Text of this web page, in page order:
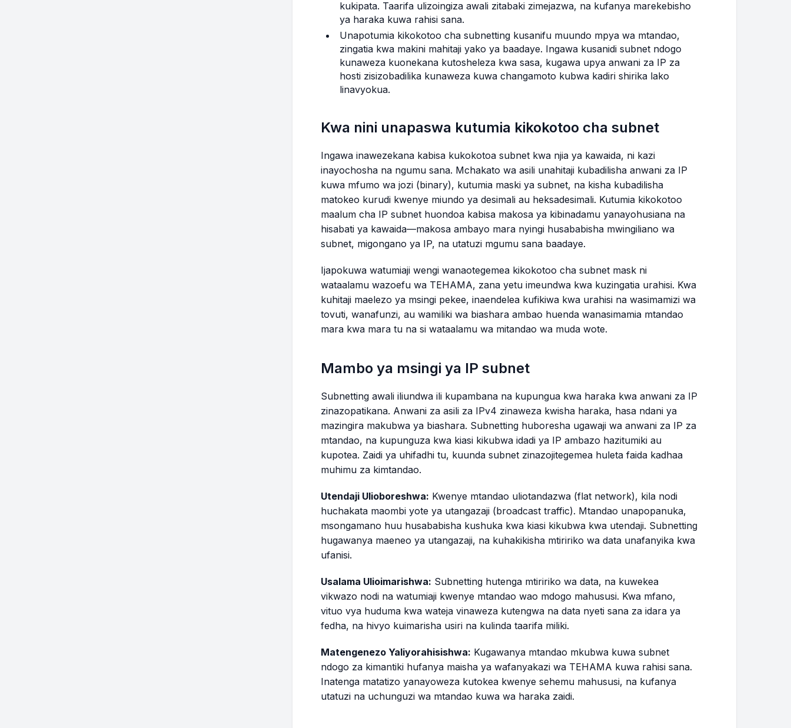
kukipata. Taarifa ulizoingiza awali zitabaki zimejazwa, na kufanya marekebisho
ya haraka kuwa rahisi sana.
Unapotumia kikokotoo cha subnetting kusanifu muundo mpya wa mtandao,
zingatia kwa makini mahitaji yako ya baadaye. Ingawa kusanidi subnet ndogo
kunaweza kuonekana kutosheleza kwa sasa, kugawa upya anwani za IP za
hosti zisizobadilika kunaweza kuwa changamoto kubwa kadiri shirika lako
linavyokua.
Kwa nini unapaswa kutumia kikokotoo cha subnet
Ingawa inawezekana kabisa kukokotoa subnet kwa njia ya kawaida, ni kazi
inayochosha na ngumu sana. Mchakato wa asili unahitaji kubadilisha anwani za IP
kuwa mfumo wa jozi (binary), kutumia maski ya subnet, na kisha kubadilisha
matokeo kurudi kwenye miundo ya desimali au heksadesimali. Kutumia kikokotoo
maalum cha IP subnet huondoa kabisa makosa ya kibinadamu yanayohusiana na
hisabati ya kawaida—makosa ambayo mara nyingi husababisha mwingiliano wa
subnet, migongano ya IP, na utatuzi mgumu sana baadaye.
Ijapokuwa watumiaji wengi wanaotegemea kikokotoo cha subnet mask ni
wataalamu wazoefu wa TEHAMA, zana yetu imeundwa kwa kuzingatia urahisi. Kwa
kuhitaji maelezo ya msingi pekee, inaendelea kufikiwa kwa urahisi na wasimamizi wa
tovuti, wanafunzi, au wamiliki wa biashara ambao huenda wanasimamia mtandao
mara kwa mara tu na si wataalamu wa mitandao wa muda wote.
Mambo ya msingi ya IP subnet
Subnetting awali iliundwa ili kupambana na kupungua kwa haraka kwa anwani za IP
zinazopatikana. Anwani za asili za IPv4 zinaweza kwisha haraka, hasa ndani ya
mazingira makubwa ya biashara. Subnetting huboresha ugawaji wa anwani za IP za
mtandao, na kupunguza kwa kiasi kikubwa idadi ya IP ambazo hazitumiki au
kupotea. Zaidi ya uhifadhi tu, kuunda subnet zinazojitegemea huleta faida kadhaa
muhimu za kimtandao.
Utendaji Ulioboreshwa: Kwenye mtandao uliotandazwa (flat network), kila nodi
huchakata maombi yote ya utangazaji (broadcast traffic). Mtandao unapopanuka,
msongamano huu husababisha kushuka kwa kiasi kikubwa kwa utendaji. Subnetting
hugawanya maeneo ya utangazaji, na kuhakikisha mtiririko wa data unafanyika kwa
ufanisi.
Usalama Ulioimarishwa: Subnetting hutenga mtiririko wa data, na kuwekea
vikwazo nodi na watumiaji kwenye mtandao wao mdogo mahususi. Kwa mfano,
vituo vya huduma kwa wateja vinaweza kutengwa na data nyeti sana za idara ya
fedha, na hivyo kuimarisha usiri na kulinda taarifa miliki.
Matengenezo Yaliyorahisishwa: Kugawanya mtandao mkubwa kuwa subnet
ndogo za kimantiki hufanya maisha ya wafanyakazi wa TEHAMA kuwa rahisi sana.
Inatenga matatizo yanayoweza kutokea kwenye sehemu mahususi, na kufanya
utatuzi na uchunguzi wa mtandao kuwa wa haraka zaidi.